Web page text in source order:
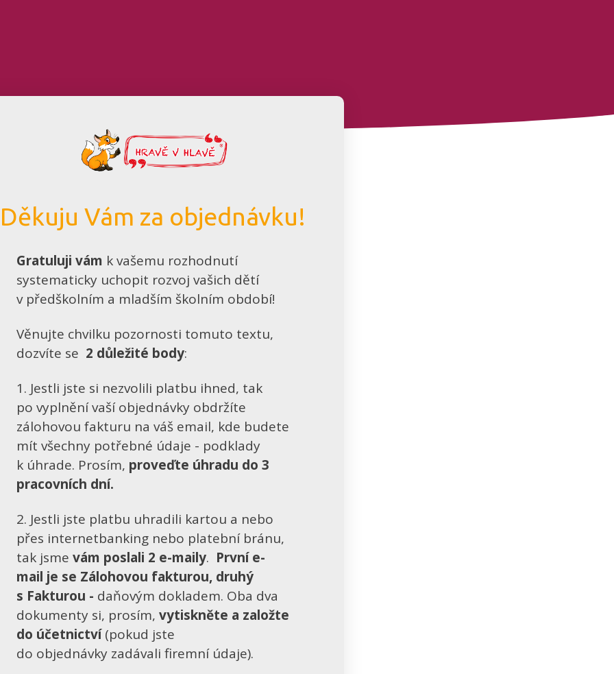
Děkuju Vám za objednávku!
Gratuluji vám k vašemu rozhodnutí
systematicky uchopit rozvoj vašich dětí
v předškolním a mladším školním období!
Věnujte chvilku pozornosti tomuto textu,
dozvíte se 2 důležité body:
1. Jestli jste si nezvolili platbu ihned, tak
po vyplnění vaší objednávky obdržíte
zálohovou fakturu na váš email, kde budete
mít všechny potřebné údaje - podklady
k úhrade. Prosím, proveďte úhradu do 3
pracovních dní.
2. Jestli jste platbu uhradili kartou a nebo
přes internetbanking nebo platební bránu,
tak jsme vám poslali 2 e-maily. První e-
mail je se Zálohovou fakturou, druhý
s Fakturou - daňovým dokladem. Oba dva
dokumenty si, prosím, vytiskněte a založte
do účetnictví(pokud jste
do objednávky zadávali firemní údaje).